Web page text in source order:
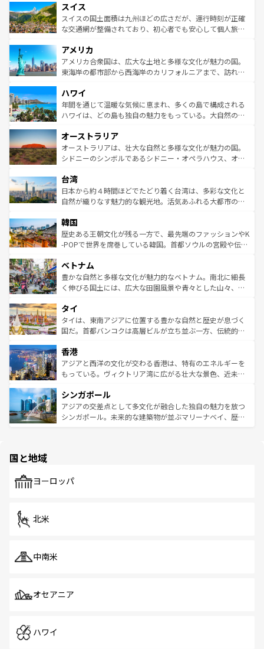
れる地方に足を運ぶとそれぞれで全く異なる文化を体験で
きるだろう。 なお、新着のフランス情報はコンテンツ一覧
を参照してほしい。
は、お酒好きな人にはぜひ体験してほしい。 なお、新着の
ドイツ情報はコンテンツ一覧を参照してほしい。
リアごとに異なる魅力がある。また、優雅なアフタヌーン
ティー、ビール好きにはたまらない英国パブ、サッカー観
戦など、本場だからこそできる体験も豊富。イギリスを旅
ンツ一覧を参照してほしい。
スイス
スイスの国土面積は九州ほどの広さだが、運行時刻が正確
な交通網が整備されており、初心者でも安心して個人旅行
の建物がそのまま残る町や、スイスならではのユニークな
博物館もあり、アルプス観光だけでなく町歩きも満喫する
ことができる。国民の所得が高いため物価も高いが、旅行
ば市内交通費無料で観光を楽しむこともできる。 なお、新
着のスイス情報はコンテンツ一覧 を参照してほしい。
アメリカ
アメリカ合衆国は、広大な土地と多様な文化が魅力の国。
東海岸の都市部から西海岸のカリフォルニアまで、訪れる
のような巨大都市は、観光、ショッピング、エンターテイ
ンメントが詰まった刺激的なスポットだ。一方、アメリカ
西部には大自然が広がり、グランドキャニオンやイエロー
部のニューオーリンズでは、音楽と美食が融合した独特の
文化が魅力。旅行者はアメリカの各地域で異なる魅力を楽
しみながら、その多様性と豊かな歴史を感じることができ
ならではの贅沢な旅のスタイルだ。 なお、新着のアメリカ
情報はコンテンツ一覧を参照してほしい。
ハワイ
年間を通じて温暖な気候に恵まれ、多くの島で構成される
ハワイは、どの島も独自の魅力をもっている。大自然の神
ワイ島は見逃せない。また、定番の観光地といえばオアフ
島だが、静かな自然を求めるならマウイ島やカウアイ島が
おすすめ。エメラルドグリーンに輝く海をはじめ、豊かな
れるおもてなしの心で訪れる人々を迎えてくれるハワイの
人々、おいしいローカルフードやハワイアンミュージッ
ク、伝統的なフラダンスなど、すべてがハワイの魅力を彩
ワイを、存分に味わってほしい。 なお、新着のハワイ情報
はコンテンツ一覧を参照してほしい。
オーストラリア
オーストラリアは、壮大な自然と多様な文化が魅力の国。
シドニーのシンボルであるシドニー・オペラハウス、オー
リアリーフや大陸中央部にそびえるウルル（エアーズロッ
ク）、タスマニアの美しい原生林やケアンズの熱帯雨林な
ど、見どころがたくさん。また、カフェやワイン、オージ
いる。アクティビティも充実しており、サーフィンやダイ
ビング、ハイキングなど、アウトドア好きにはたまらな
い。オーストラリアの多彩な魅力を存分に味わいつくそ
参照してほしい。
台湾
日本から約４時間ほどでたどり着く台湾は、多彩な文化と
自然が織りなす魅力的な観光地。活気あふれる大都市の台
ン）、静ひつな山岳地帯である台湾東部など、都市の喧騒
と山間の静けさが共存しており、訪れる人に新しい発見と
驚きをもたらしてくれる。また、奥深い台湾の食文化も魅
容にもいいと評判のスイーツなど、バラエティ豊かな料理
が味わえる。 なお、新着の台湾情報は コンテンツ一覧を参
照してほしい。
韓国
歴史ある王朝文化が残る一方で、最先端のファッションやK
-POPで世界を席巻している韓国。首都ソウルの宮殿や伝統
き、地方に足を延ばせば四季折々の自然美を楽しむことが
できる。そして、キムチや焼肉、絶品のストリートフード
まで、さまざまな韓国料理が待っている。夜には、韓国な
リティに包まれながら、韓国の多彩な魅力を心ゆくまで味
わってみてほしい。 なお、新着の韓国情報はコンテンツ一
覧を参照してほしい。
ベトナム
豊かな自然と多様な文化が魅力的なベトナム。南北に細長
く伸びる国土には、広大な田園風景や青々とした山々、世
急速な発展と共に伝統が息づく。ハノイの古い町並みやホ
ーチミン市のフランス統治時代の建物も、独特の雰囲気を
醸し出している。また、バラエティの豊かさとおいしさで
とつ。フォーやバインミー、ベトナムコーヒーなどは、ぜ
ひ現地で味わいたい。どの地域を訪れてもあたたかい人々
が旅行者を迎えてくれるので、きっと忘れられない旅にな
参照してほしい。
タイ
タイは、東南アジアに位置する豊かな自然と歴史が息づく
国だ。首都バンコクは高層ビルが立ち並ぶ一方、伝統的な
の活気が交差している。北部ではチェンマイなどの山岳地
帯で自然と触れ合い、南部ではプーケットやクラビの美し
いビーチでリゾート気分を楽しむことができる。タイ料理
激する。気候は一年中温暖で、どの季節にも異なる楽しみ
が待っている。親しみやすいタイの人々、仏教を中心とし
た文化、そして多様な観光資源が、訪れる旅人を魅了し続
香港
アジアと西洋の文化が交わる香港は、特有のエネルギーを
もっている。ヴィクトリア湾に広がる壮大な景色、近未来
み、どこを訪れても感動するはず。観光スポットが密集し
ており、効率よく見どころを回れるのも魅力。息をのむよ
うな絶景から文化的な体験まで、香港を存分に楽しみ尽く
シンガポール
アジアの交差点として多文化が融合した独自の魅力を放つ
シンガポール。未来的な建築物が並ぶマリーナベイ、歴史
で、ホーカーズは地元の風情を楽しめる外せないスポット
国と地域
ヨーロッパ
北米
中南米
オセアニア
ハワイ